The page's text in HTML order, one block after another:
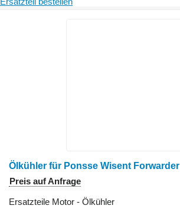
Ölkühler für Ponsse Wisent Forwarder
Preis auf Anfrage
Ersatzteile Motor - Ölkühler